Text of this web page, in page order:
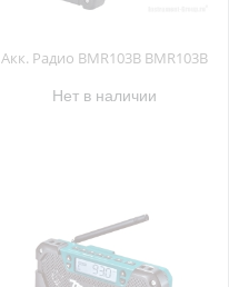
Акк. Радио BMR103B BMR103B
Нет в наличии